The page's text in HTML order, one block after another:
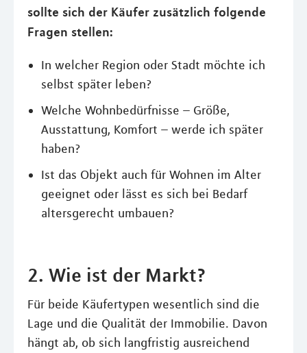
sollte sich der Käufer zusätzlich folgende
Fragen stellen:
In welcher Region oder Stadt möchte ich
selbst später leben?
Welche Wohnbedürfnisse – Größe,
Ausstattung, Komfort – werde ich später
haben?
Ist das Objekt auch für Wohnen im Alter
geeignet oder lässt es sich bei Bedarf
altersgerecht umbauen?
2. Wie ist der Markt?
Für beide Käufertypen wesentlich sind die
Lage und die Qualität der Immobilie. Davon
hängt ab, ob sich langfristig ausreichend